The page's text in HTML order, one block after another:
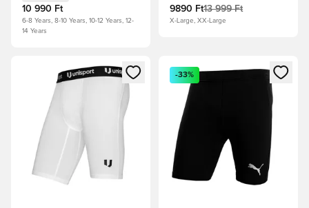
10 990 Ft
6-8 Years, 8-10 Years, 10-12 Years, 12-
14 Years
9890 Ft13 999 Ft
X-Large, XX-Large
Megnyit egy modált a bejelentkezéshez vagy a tagként
Megnyit egy modált a
-33%